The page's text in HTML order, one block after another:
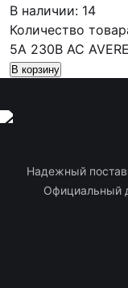
В наличии: 14
Количество
5А 230В AC
В корзину
Надежный
Официальный